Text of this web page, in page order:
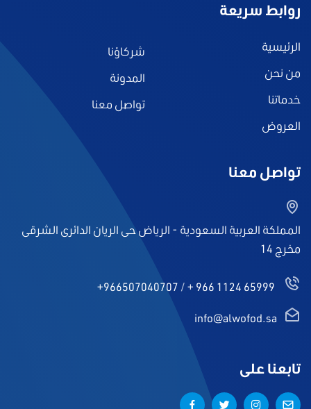
روابط سريعة
الرئيسية
من نحن
خدماتنا
العروض
شركاؤنا
المدونة
تواصل معنا
تواصل معنا
المملكة العربية السعودية - الرياض حى الريان الدائرى الشرقى
مخرج 14
+ 966 1124 65999
/
+966507040707
info@alwofod.sa
تابعنا على